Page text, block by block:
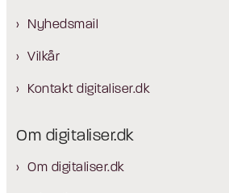
Nyhedsmail
Vilkår
Kontakt digitaliser.dk
Om digitaliser.dk
Om digitaliser.dk